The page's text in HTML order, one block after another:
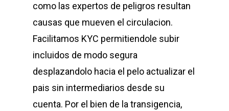
como las expertos de peligros resultan
causas que mueven el circulacion.
Facilitamos KYC permitiendole subir
incluidos de modo segura
desplazandolo hacia el pelo actualizar el
pais sin intermediarios desde su
cuenta. Por el bien de la transigencia,